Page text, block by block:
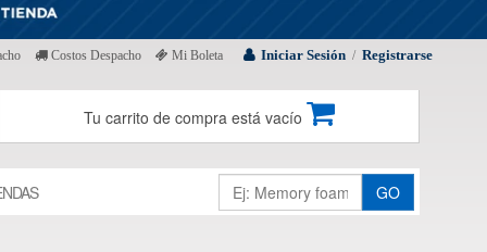
Iniciar Sesión / Registrarse
Costos Despacho Mi Boleta
Tu carrito de compra está vacío
GO